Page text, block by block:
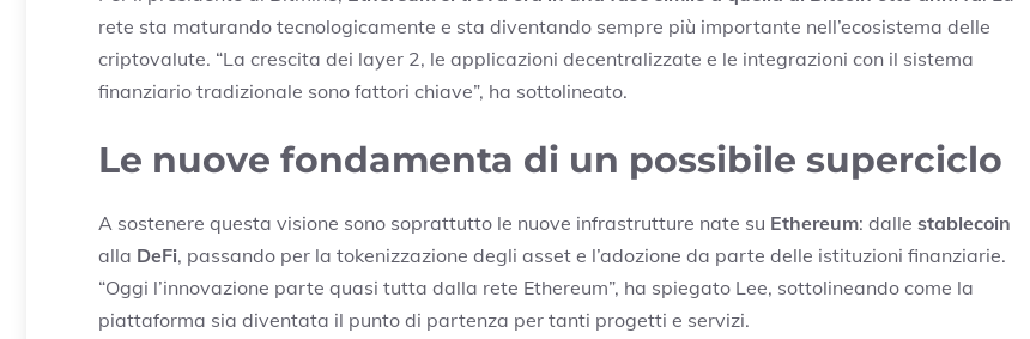
rete sta maturando tecnologicamente e sta diventando sempre più importante nell’ecosistema delle
criptovalute. “La crescita dei layer 2, le applicazioni decentralizzate e le integrazioni con il sistema
finanziario tradizionale sono fattori chiave”, ha sottolineato.
Le nuove fondamenta di un possibile superciclo
A sostenere questa visione sono soprattutto le nuove infrastrutture nate su Ethereum: dalle stablecoin
alla DeFi, passando per la tokenizzazione degli asset e l’adozione da parte delle istituzioni finanziarie.
“Oggi l’innovazione parte quasi tutta dalla rete Ethereum”, ha spiegato Lee, sottolineando come la
piattaforma sia diventata il punto di partenza per tanti progetti e servizi.